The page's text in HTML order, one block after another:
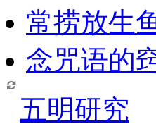
常捞放生
念咒语的
五明研究